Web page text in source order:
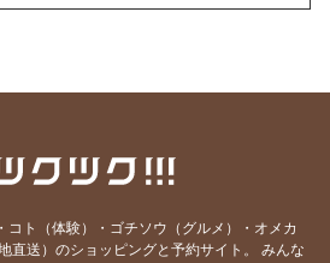
137回岩槻安穏朝市・父の日ワーク
つり開催！パパ自慢大会で賞品をゲ
137回岩槻安穏朝市・父の日ワーク
コト（体験）・ゴチソウ（グルメ）・オメカ
直送）のショッピングと予約サイト。
みんな